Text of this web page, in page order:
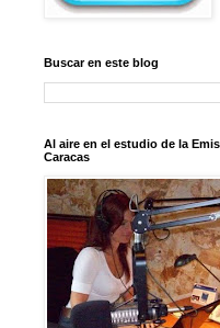
Buscar en este blog
Al aire en el estudio de la
Caracas